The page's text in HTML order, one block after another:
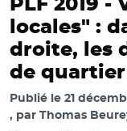
PLF 2019 -
locales" :
droite, les
de quartier
Publié le 21
par Thomas